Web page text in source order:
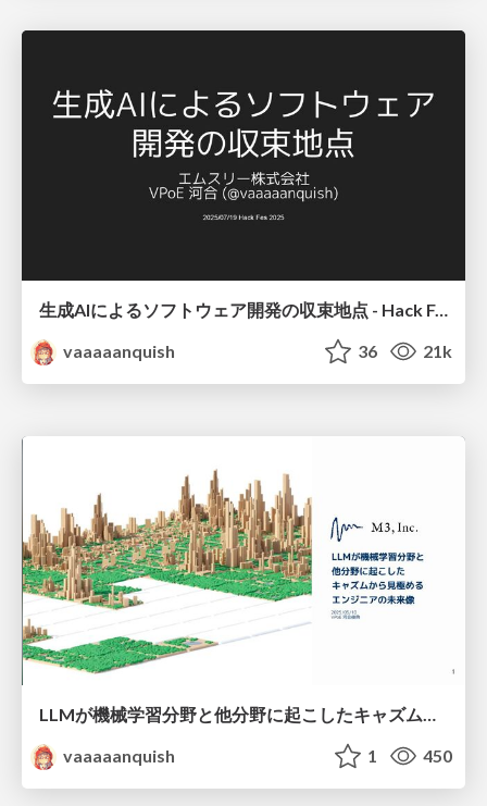
生成AIによるソフトウェア開発の収束地点 - Hack Fes 2025
vaaaaanquish
36 21k
LLMが機械学習分野と他分野に起こしたキャズムから見極めるエンジニアの未来像
vaaaaanquish
1 450